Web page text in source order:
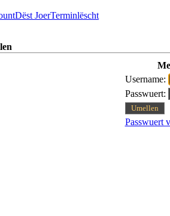
Dëst JoerTerminlëscht
Username:
Passwuert:
Passwuert